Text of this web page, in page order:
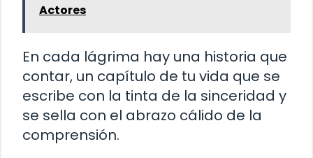
Actores
En cada lágrima hay una historia que
contar, un capítulo de tu vida que se
escribe con la tinta de la sinceridad y
se sella con el abrazo cálido de la
comprensión.